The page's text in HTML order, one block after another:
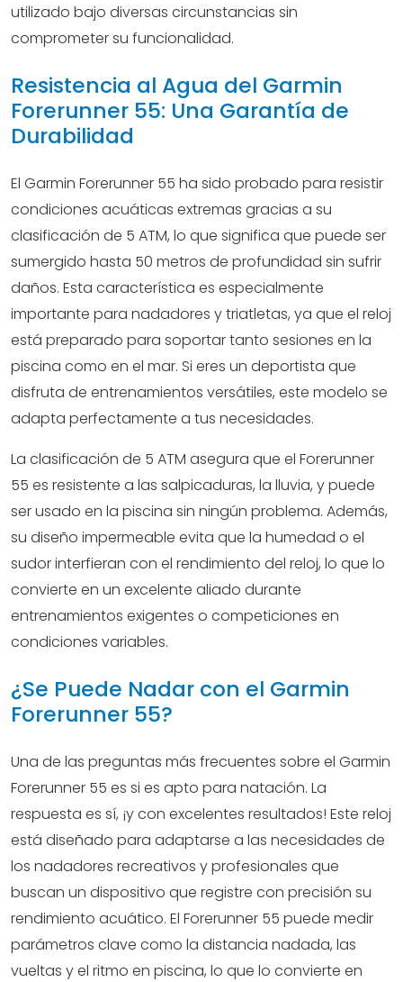
utilizado bajo diversas circunstancias sin
comprometer su funcionalidad.
Resistencia al Agua del Garmin
Forerunner 55: Una Garantía de
Durabilidad
El Garmin Forerunner 55 ha sido probado para resistir
condiciones acuáticas extremas gracias a su
clasificación de 5 ATM, lo que significa que puede ser
sumergido hasta 50 metros de profundidad sin sufrir
daños. Esta característica es especialmente
importante para nadadores y triatletas, ya que el reloj
está preparado para soportar tanto sesiones en la
piscina como en el mar. Si eres un deportista que
disfruta de entrenamientos versátiles, este modelo se
adapta perfectamente a tus necesidades.
La clasificación de 5 ATM asegura que el Forerunner
55 es resistente a las salpicaduras, la lluvia, y puede
ser usado en la piscina sin ningún problema. Además,
su diseño impermeable evita que la humedad o el
sudor interfieran con el rendimiento del reloj, lo que lo
convierte en un excelente aliado durante
entrenamientos exigentes o competiciones en
condiciones variables.
¿Se Puede Nadar con el Garmin
Forerunner 55?
Una de las preguntas más frecuentes sobre el Garmin
Forerunner 55 es si es apto para natación. La
respuesta es sí, ¡y con excelentes resultados! Este reloj
está diseñado para adaptarse a las necesidades de
los nadadores recreativos y profesionales que
buscan un dispositivo que registre con precisión su
rendimiento acuático. El Forerunner 55 puede medir
parámetros clave como la distancia nadada, las
vueltas y el ritmo en piscina, lo que lo convierte en